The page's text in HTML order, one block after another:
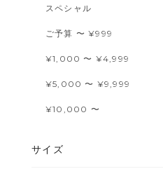
スペシャル
ご予算 〜 ¥999
¥1,000 〜 ¥4,999
¥5,000 〜 ¥9,999
¥10,000 〜
サイズ